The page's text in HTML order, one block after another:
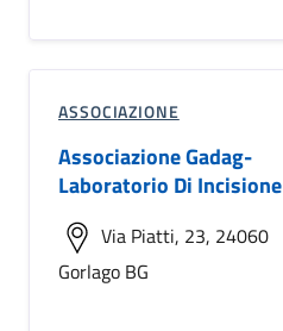
ASSOCIAZIONE
Associazione Gadag-
Laboratorio Di Incisione
Via Piatti, 23, 24060
Gorlago BG